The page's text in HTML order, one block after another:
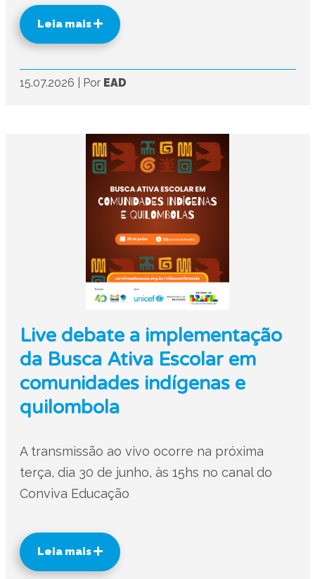
Leia mais
15.07.2026 Por EAD
Live debate a implementação
da Busca Ativa Escolar em
comunidades indígenas e
quilombola
A transmissão ao vivo ocorre na próxima
terça, dia 30 de junho, às 15hs no canal do
Conviva Educação
Leia mais